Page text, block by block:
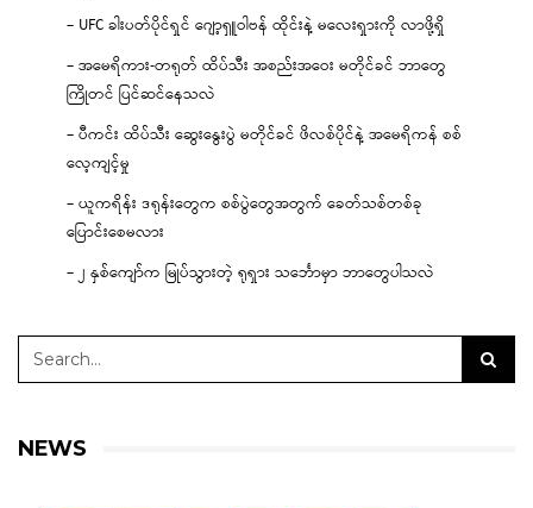
– UFC ခါးပတ်ပိုင်ရှင် ဂျော့ရှူဝါဗန် ထိုင်းနဲ့ မလေးရှားကို လာဖို့ရှိ
– အမေရိကား-တရုတ် ထိပ်သီး အစည်းအဝေး မတိုင်ခင် ဘာတွေ
ကြိုတင် ပြင်ဆင်နေသလဲ
– ပီကင်း ထိပ်သီး ဆွေးနွေးပွဲ မတိုင်ခင် ဖိလစ်ပိုင်နဲ့ အမေရိကန် စစ်
လေ့ကျင့်မှု
– ယူကရိန်း ဒရုန်းတွေက စစ်ပွဲတွေအတွက် ခေတ်သစ်တစ်ခု
ပြောင်းစေမလား
– ၂ နှစ်ကျော်က မြုပ်သွားတဲ့ ရုရှား သင်္ဘောမှာ ဘာတွေပါသလဲ
NEWS